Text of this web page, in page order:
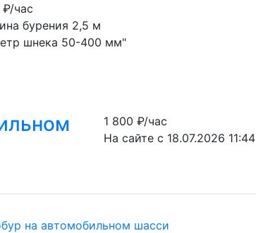
₽/час
бурения 2,5 м
шнека 50-400 мм"
1 800₽/час
На сайте с 18.07.2026 11:44
на автомобильном шасси